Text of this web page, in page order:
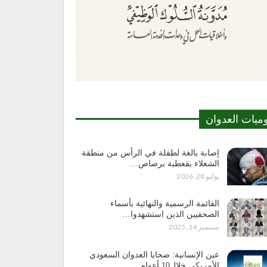
العدوان
إصابة بالغة لطفلة في الرأس من منطقة
الشعلاء بقعطبة برصاص…
يوليو 28, 2026
القائمة الرسمية والنهائية بأسماء
الصحفيين الذين استشهدوا…
سبتمبر 14, 2025
عين الإنسانية: ضحايا العدوان السعودي